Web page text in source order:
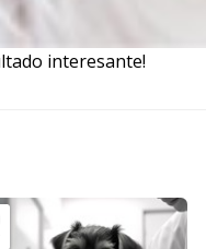
interesante!